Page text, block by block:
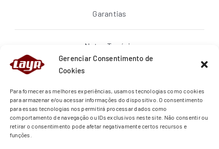
Gerenciar Consentimento de
Cookies
Para fornecer as melhores experiências, usamos tecnologias como cookies
para armazenar e/ou acessar informações do dispositivo. O consentimento
para essas tecnologias nos permitirá processar dados como
comportamento de navegação ou IDs exclusivos neste site. Não consentir ou
retirar o consentimento pode afetar negativamente certos recursos e
funções.
Garantias
Notas Topázio
Quem Somos